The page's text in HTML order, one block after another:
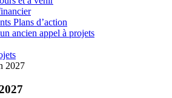
Plans d’action
ancien appel à projets
2027